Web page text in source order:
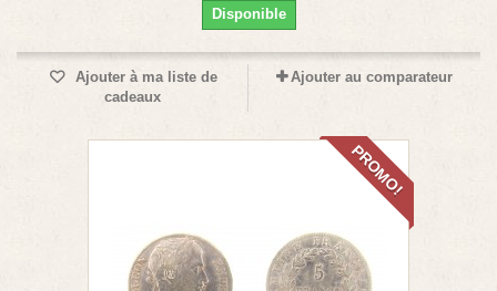
Disponible
Ajouter à ma liste de
cadeaux
Ajouter au comparateur
PROMO!